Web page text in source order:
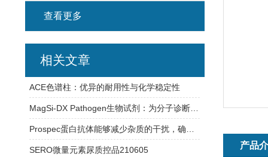
产品
查看更多
相关文章
ACE色谱柱：优异的耐用性与化学稳定性
SERO微量元素尿质控品210605